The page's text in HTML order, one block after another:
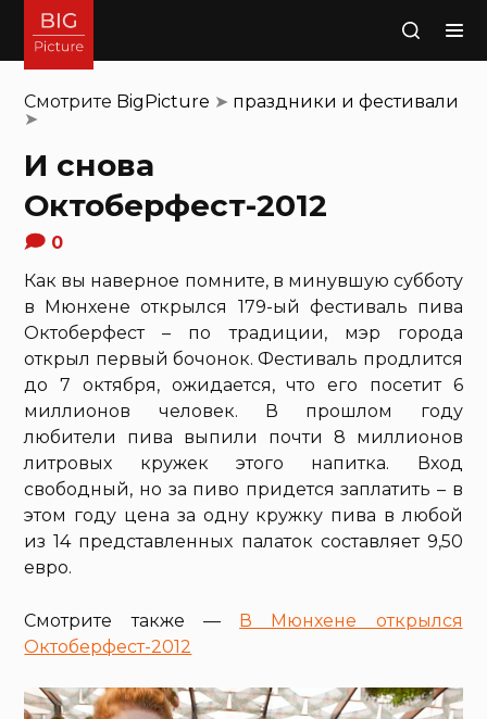
Поиск
Смотрите BigPicture ➤ праздники и фестивали
➤
И снова
Октоберфест-2012
0
Как вы наверное помните, в минувшую субботу
в Мюнхене открылся 179-ый фестиваль пива
Октоберфест – по традиции, мэр города
открыл первый бочонок. Фестиваль продлится
до 7 октября, ожидается, что его посетит 6
миллионов человек. В прошлом году
любители пива выпили почти 8 миллионов
литровых кружек этого напитка. Вход
свободный, но за пиво придется заплатить – в
этом году цена за одну кружку пива в любой
из 14 представленных палаток составляет 9,50
евро.
Смотрите также — В Мюнхене открылся
Октоберфест-2012